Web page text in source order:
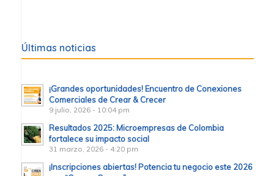
Últimas noticias
¡Grandes oportunidades! Encuentro de Conexiones
Comerciales de Crear & Crecer
9 julio, 2026 - 10:04 pm
Resultados 2025: Microempresas de Colombia
fortalece su impacto social
31 marzo, 2026 - 4:20 pm
¡Inscripciones abiertas! Potencia tu negocio este 2026